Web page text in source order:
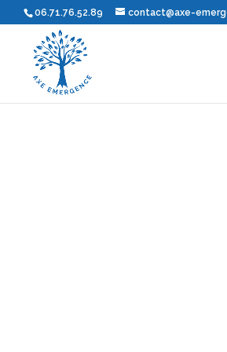
06.71.76.52.89 contact@axe-